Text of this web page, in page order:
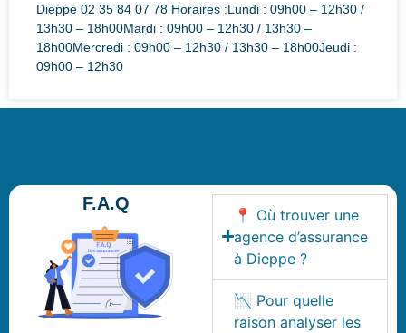
Dieppe 02 35 84 07 78 Horaires :Lundi : 09h00 – 12h30 /
13h30 – 18h00Mardi : 09h00 – 12h30 / 13h30 –
18h00Mercredi : 09h00 – 12h30 / 13h30 – 18h00Jeudi :
09h00 – 12h30
F.A.Q
📍 Où trouver une
agence d’assurance
à Dieppe ?
📉 Pour quelle
raison analyser les